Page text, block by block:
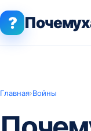
?
Главная›Войны